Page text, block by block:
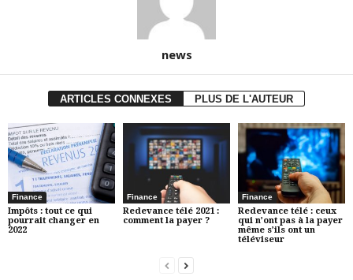
news
ARTICLES CONNEXES PLUS DE L'AUTEUR
Finance
Impôts : tout ce qui
pourrait changer en
2022
Finance
Redevance télé 2021 :
comment la payer ?
Finance
Redevance télé : ceux
qui n’ont pas à la payer
même s’ils ont un
téléviseur